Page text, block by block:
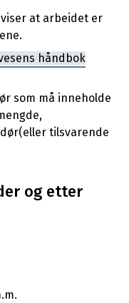
at arbeidet er
håndbok
som må inneholde
tilsvarende
og etter